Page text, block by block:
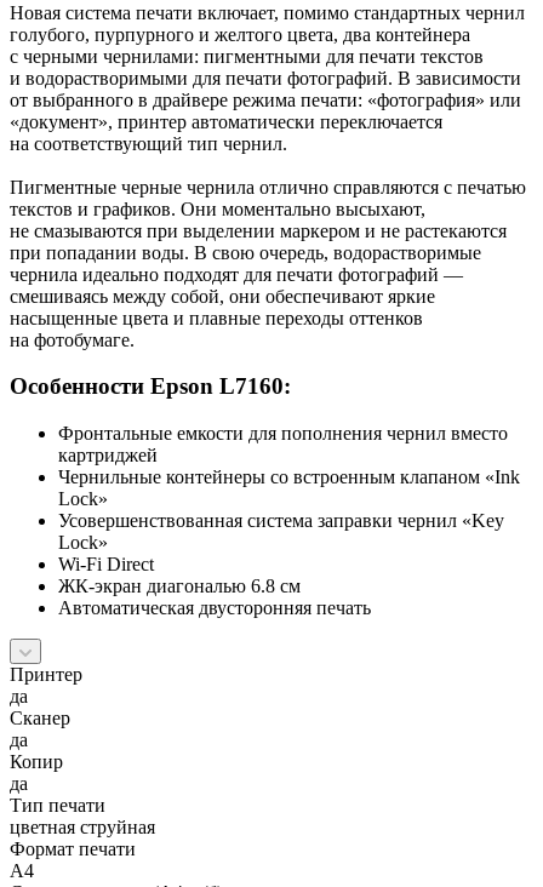
Новая система печати включает, помимо стандартных чернил
голубого, пурпурного и желтого цвета, два контейнера
с черными чернилами: пигментными для печати текстов
и водорастворимыми для печати фотографий. В зависимости
от выбранного в драйвере режима печати: «фотография» или
«документ», принтер автоматически переключается
на соответствующий тип чернил.
Пигментные черные чернила отлично справляются с печатью
текстов и графиков. Они моментально высыхают,
не смазываются при выделении маркером и не растекаются
при попадании воды. В свою очередь, водорастворимые
чернила идеально подходят для печати фотографий —
смешиваясь между собой, они обеспечивают яркие
насыщенные цвета и плавные переходы оттенков
на фотобумаге.
Особенности Epson L7160:
Фронтальные емкости для пополнения чернил вместо
картриджей
Чернильные контейнеры со встроенным клапаном «Ink
Lock»
Усовершенствованная система заправки чернил «Key
Lock»
Wi-Fi Direct
ЖК-экран диагональю 6.8 см
Автоматическая двусторонняя печать
Принтер
да
Сканер
да
Копир
да
Тип печати
цветная струйная
Формат печати
A4